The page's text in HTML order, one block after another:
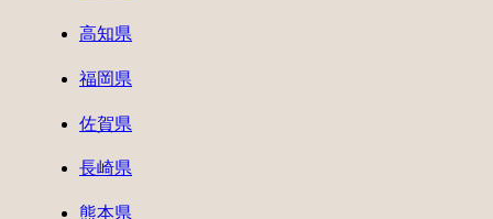
高知県
福岡県
佐賀県
長崎県
熊本県